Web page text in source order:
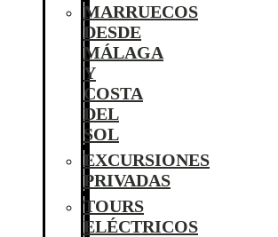
MARRUECOS
DESDE
MÁLAGA
Y
COSTA
DEL
SOL
EXCURSIONES
PRIVADAS
TOURS
ELÉCTRICOS